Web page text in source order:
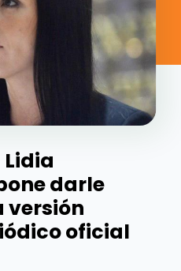
darle
versión
oficial